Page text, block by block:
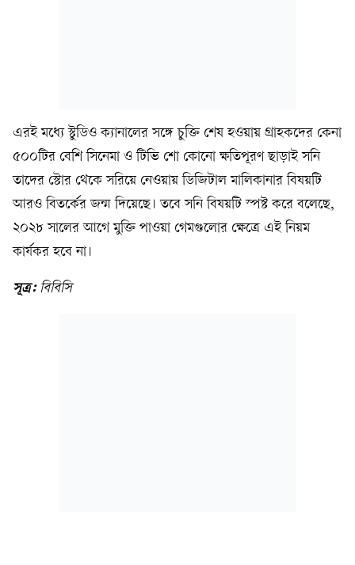
এরই মধ্যে স্টুডিও ক্যানালের সঙ্গে চুক্তি শেষ হওয়ায় গ্রাহকদের কেনা
৫০০টির বেশি সিনেমা ও টিভি শো কোনো ক্ষতিপূরণ ছাড়াই সনি
তাদের স্টোর থেকে সরিয়ে নেওয়ায় ডিজিটাল মালিকানার বিষয়টি
আরও বিতর্কের জন্ম দিয়েছে। তবে সনি বিষয়টি স্পষ্ট করে বলেছে,
২০২৮ সালের আগে মুক্তি পাওয়া গেমগুলোর ক্ষেত্রে এই নিয়ম
কার্যকর হবে না।
সূত্র: বিবিসি